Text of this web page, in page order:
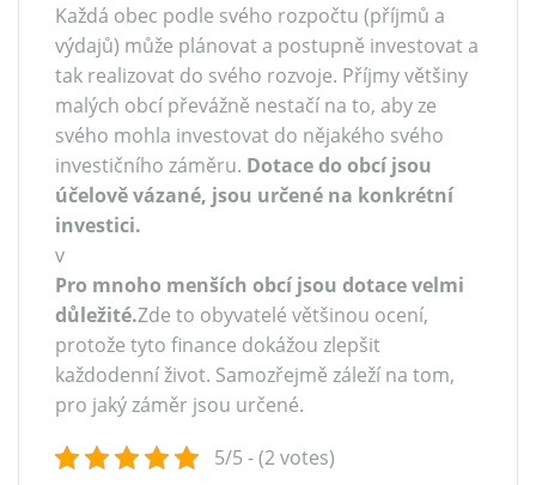
Každá obec podle svého rozpočtu (příjmů a
výdajů) může plánovat a postupně investovat a
tak realizovat do svého rozvoje. Příjmy většiny
malých obcí převážně nestačí na to, aby ze
svého mohla investovat do nějakého svého
investičního záměru. Dotace do obcí jsou
účelově vázané, jsou určené na konkrétní
investici.
v
Pro mnoho menších obcí jsou dotace velmi
důležité.Zde to obyvatelé většinou ocení,
protože tyto finance dokážou zlepšit
každodenní život. Samozřejmě záleží na tom,
pro jaký záměr jsou určené.
5/5 - (2 votes)